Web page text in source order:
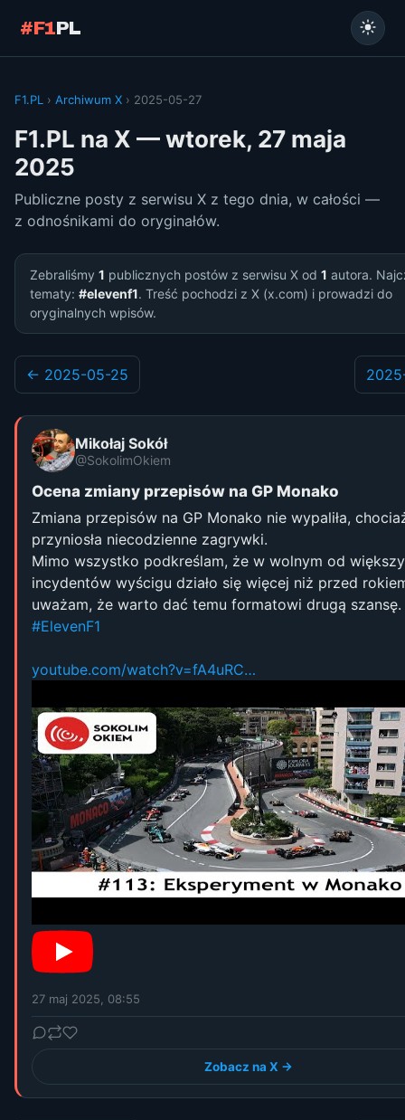
#F1PL
F1.PL › Archiwum X › 2025-05-27
F1.PL na X — wtorek, 27 maja
2025
Publiczne posty z serwisu X z tego dnia, w całości —
z odnośnikami do oryginałów.
Zebraliśmy 1 publicznych postów z serwisu X od 1 autora.
tematy: #elevenf1. Treść pochodzi z X (x.com) i prowadzi do
oryginalnych wpisów.
← 2025-05-25
Mikołaj Sokół
@SokolimOkiem
Ocena zmiany przepisów na GP Monako
Zmiana przepisów na GP Monako nie wypaliła,
przyniosła niecodzienne zagrywki.
Mimo wszystko podkreślam, że w wolnym od
incydentów wyścigu działo się więcej niż przed
uważam, że warto dać temu formatowi drugą szansę.
#ElevenF1
youtube.com/watch?v=fA4uRC…
27 maj 2025, 08:55
Zobacz na X →